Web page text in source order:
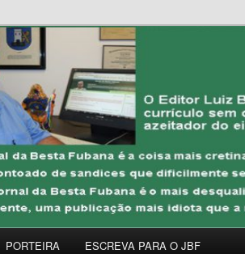
JORNAL DA BESTA
Uma Gazeta Escrota
PORTEIRA ESCREVA PARA O JBF